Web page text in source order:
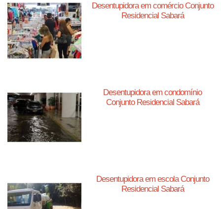
Desentupidora em comércio Conjunto
Residencial Sabará
Desentupidora em condomínio
Conjunto Residencial Sabará
Desentupidora em escola Conjunto
Residencial Sabará